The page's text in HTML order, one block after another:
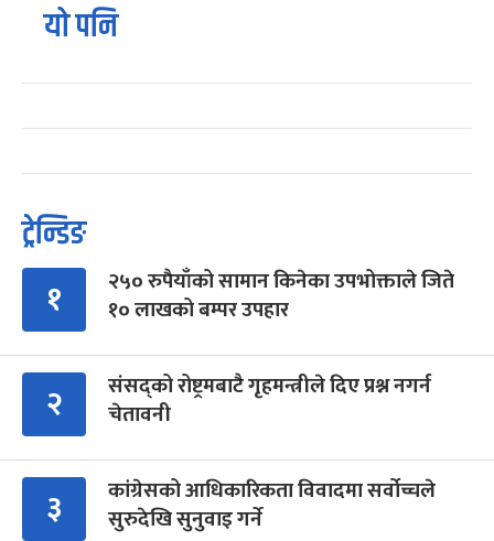
यो पनि
ट्रेन्डिङ
१
२५० रुपैयाँको सामान किनेका उपभोक्ताले जिते
१० लाखको बम्पर उपहार
२
संसद्को रोष्ट्रमबाटै गृहमन्त्रीले दिए प्रश्न नगर्न
चेतावनी
३
कांग्रेसको आधिकारिकता विवादमा सर्वोच्चले
सुरुदेखि सुनुवाइ गर्ने